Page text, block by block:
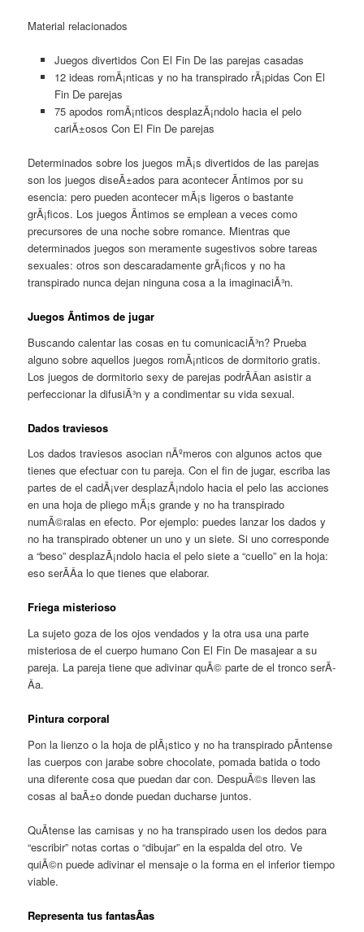
Material relacionados
Juegos divertidos Con El Fin De las parejas casadas
12 ideas romÃ¡nticas y no ha transpirado rÃ¡pidas Con El
Fin De parejas
75 apodos romÃ¡nticos desplazÃ¡ndolo hacia el pelo
cariÃ±osos Con El Fin De parejas
Determinados sobre los juegos mÃ¡s divertidos de las parejas
son los juegos diseÃ±ados para acontecer Ã­ntimos por su
esencia: pero pueden acontecer mÃ¡s ligeros o bastante
grÃ¡ficos. Los juegos Ã­ntimos se emplean a veces como
precursores de una noche sobre romance. Mientras que
determinados juegos son meramente sugestivos sobre tareas
sexuales: otros son descaradamente grÃ¡ficos y no ha
transpirado nunca dejan ninguna cosa a la imaginaciÃ³n.
Juegos Ã­ntimos de jugar
Buscando calentar las cosas en tu comunicaciÃ³n? Prueba
alguno sobre aquellos juegos romÃ¡nticos de dormitorio gratis.
Los juegos de dormitorio sexy de parejas podrÃ­Â­an asistir a
perfeccionar la difusiÃ³n y a condimentar su vida sexual.
Dados traviesos
Los dados traviesos asocian nÃºmeros con algunos actos que
tienes que efectuar con tu pareja. Con el fin de jugar, escriba las
partes de el cadÃ¡ver desplazÃ¡ndolo hacia el pelo las acciones
en una hoja de pliego mÃ¡s grande y no ha transpirado
numÃ©ralas en efecto. Por ejemplo: puedes lanzar los dados y
no ha transpirado obtener un uno y un siete. Si uno corresponde
a “beso” desplazÃ¡ndolo hacia el pelo siete a “cuello” en la hoja:
eso serÃ­Â­a lo que tienes que elaborar.
Friega misterioso
La sujeto goza de los ojos vendados y la otra usa una parte
misteriosa de el cuerpo humano Con El Fin De masajear a su
pareja. La pareja tiene que adivinar quÃ© parte de el tronco serÃ­
Â­a.
Pintura corporal
Pon la lienzo o la hoja de plÃ¡stico y no ha transpirado pÃ­ntense
las cuerpos con jarabe sobre chocolate, pomada batida o todo
una diferente cosa que puedan dar con. DespuÃ©s lleven las
cosas al baÃ±o donde puedan ducharse juntos.
QuÃ­tense las camisas y no ha transpirado usen los dedos para
“escribir” notas cortas o “dibujar” en la espalda del otro. Ve
quiÃ©n puede adivinar el mensaje o la forma en el inferior tiempo
viable.
Representa tus fantasÃ­as